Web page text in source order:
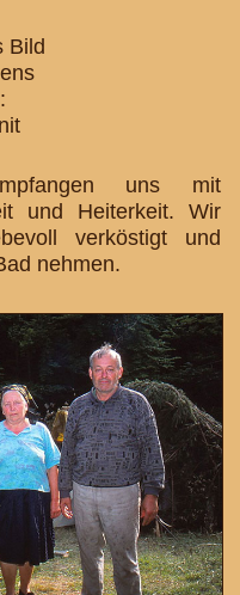
uns mit
und Heiterkeit. Wir
verköstigt und
nehmen.